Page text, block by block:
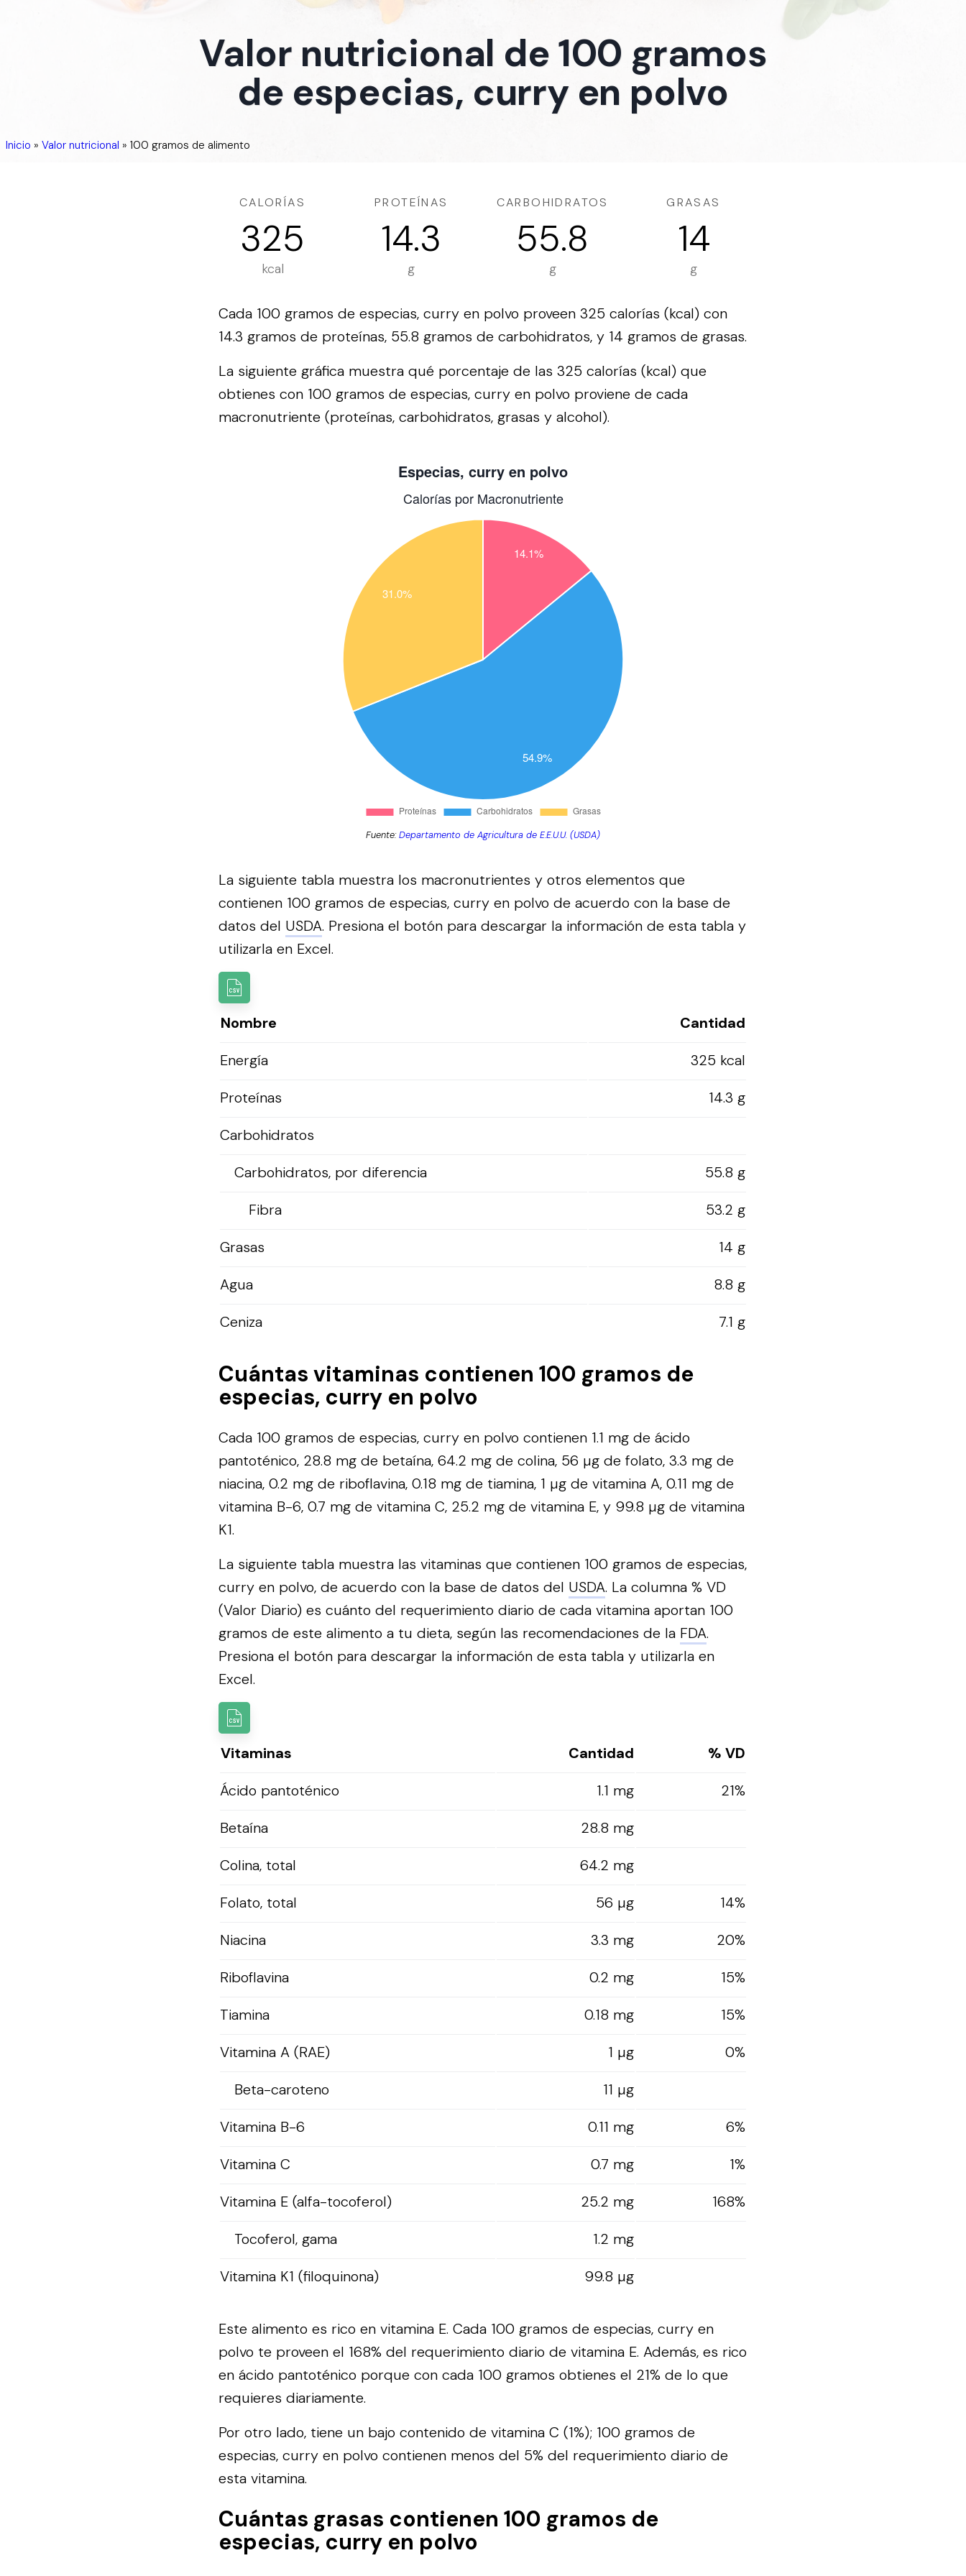
Valor nutricional de 100 gramos
de especias, curry en polvo
Inicio » Valor nutricional » 100 gramos de alimento
CALORÍAS
325
kcal
PROTEÍNAS
14.3
g
CARBOHIDRATOS
55.8
g
GRASAS
14
g
Cada 100 gramos de especias, curry en polvo proveen 325 calorías (kcal) con
14.3 gramos de proteínas, 55.8 gramos de carbohidratos, y 14 gramos de grasas.
La siguiente gráfica muestra qué porcentaje de las 325 calorías (kcal) que
obtienes con 100 gramos de especias, curry en polvo proviene de cada
macronutriente (proteínas, carbohidratos, grasas y alcohol).
Fuente:Departamento de Agricultura de E.E.U.U. (USDA)
La siguiente tabla muestra los macronutrientes y otros elementos que
contienen 100 gramos de especias, curry en polvo de acuerdo con la base de
datos del USDA. Presiona el botón para descargar la información de esta tabla y
utilizarla en Excel.
Nombre
Cantidad
Energía
325 kcal
Proteínas
14.3 g
Carbohidratos
Carbohidratos, por diferencia
55.8 g
Fibra
53.2 g
Grasas
14 g
Agua
8.8 g
Ceniza
7.1 g
Cuántas vitaminas contienen 100 gramos de
especias, curry en polvo
Cada 100 gramos de especias, curry en polvo contienen 1.1 mg de ácido
pantoténico, 28.8 mg de betaína, 64.2 mg de colina, 56 µg de folato, 3.3 mg de
niacina, 0.2 mg de riboflavina, 0.18 mg de tiamina, 1 µg de vitamina A, 0.11 mg de
vitamina B-6, 0.7 mg de vitamina C, 25.2 mg de vitamina E, y 99.8 µg de vitamina
K1.
La siguiente tabla muestra las vitaminas que contienen 100 gramos de especias,
curry en polvo, de acuerdo con la base de datos del USDA. La columna % VD
(Valor Diario) es cuánto del requerimiento diario de cada vitamina aportan 100
gramos de este alimento a tu dieta, según las recomendaciones de la FDA.
Presiona el botón para descargar la información de esta tabla y utilizarla en
Excel.
Vitaminas Cantidad
% VD
Ácido pantoténico
1.1 mg
21%
Betaína
28.8 mg
Colina, total
64.2 mg
Folato, total
56 µg
14%
Niacina
3.3 mg
20%
Riboflavina
0.2 mg
15%
Tiamina
0.18 mg
15%
Vitamina A (RAE)
1 µg
0%
Beta-caroteno
11 µg
Vitamina B-6
0.11 mg
6%
Vitamina C
0.7 mg
1%
Vitamina E (alfa-tocoferol)
25.2 mg
168%
Tocoferol, gama
1.2 mg
Vitamina K1 (filoquinona)
99.8 µg
Este alimento es rico en vitamina E. Cada 100 gramos de especias, curry en
polvo te proveen el 168% del requerimiento diario de vitamina E. Además, es rico
en ácido pantoténico porque con cada 100 gramos obtienes el 21% de lo que
requieres diariamente.
Por otro lado, tiene un bajo contenido de vitamina C (1%); 100 gramos de
especias, curry en polvo contienen menos del 5% del requerimiento diario de
esta vitamina.
Cuántas grasas contienen 100 gramos de
especias, curry en polvo